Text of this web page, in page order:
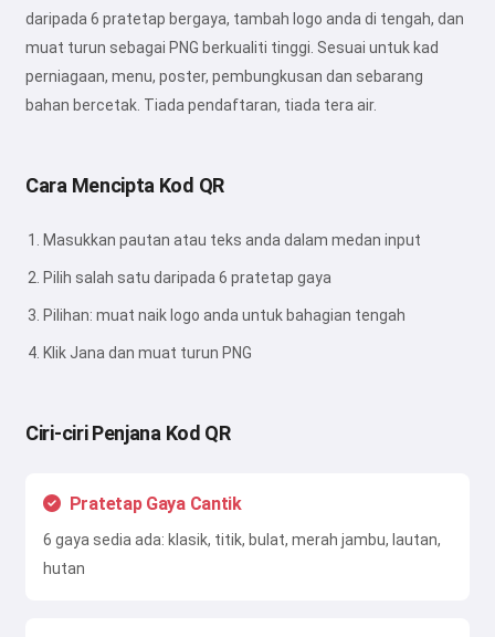
daripada 6 pratetap bergaya, tambah logo anda di tengah, dan
muat turun sebagai PNG berkualiti tinggi. Sesuai untuk kad
perniagaan, menu, poster, pembungkusan dan sebarang
bahan bercetak. Tiada pendaftaran, tiada tera air.
Cara Mencipta Kod QR
Masukkan pautan atau teks anda dalam medan input
Pilih salah satu daripada 6 pratetap gaya
Pilihan: muat naik logo anda untuk bahagian tengah
Klik Jana dan muat turun PNG
Ciri-ciri Penjana Kod QR
Pratetap Gaya Cantik
6 gaya sedia ada: klasik, titik, bulat, merah jambu, lautan,
hutan
puisi dan ucapan tahniah 🥰
Cuba secara percuma